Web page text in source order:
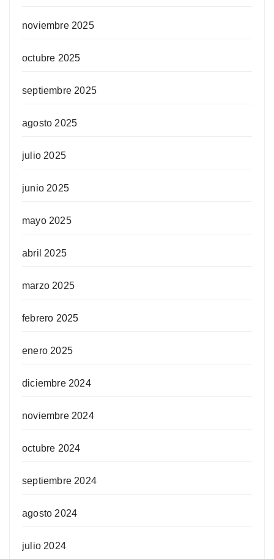
noviembre 2025
octubre 2025
septiembre 2025
agosto 2025
julio 2025
junio 2025
mayo 2025
abril 2025
marzo 2025
febrero 2025
enero 2025
diciembre 2024
noviembre 2024
octubre 2024
septiembre 2024
agosto 2024
julio 2024